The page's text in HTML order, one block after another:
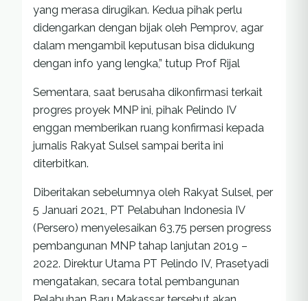
yang merasa dirugikan. Kedua pihak perlu
didengarkan dengan bijak oleh Pemprov, agar
dalam mengambil keputusan bisa didukung
dengan info yang lengka,” tutup Prof Rijal
Sementara, saat berusaha dikonfirmasi terkait
progres proyek MNP ini, pihak Pelindo IV
enggan memberikan ruang konfirmasi kepada
jurnalis Rakyat Sulsel sampai berita ini
diterbitkan.
Diberitakan sebelumnya oleh Rakyat Sulsel, per
5 Januari 2021, PT Pelabuhan Indonesia IV
(Persero) menyelesaikan 63,75 persen progress
pembangunan MNP tahap lanjutan 2019 –
2022. Direktur Utama PT Pelindo IV, Prasetyadi
mengatakan, secara total pembangunan